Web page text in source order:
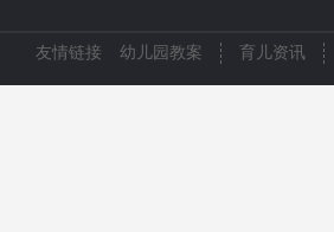
友情链接 幼儿园教案 育儿资讯